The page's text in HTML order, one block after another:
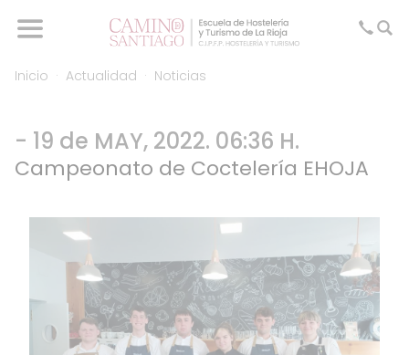
Inicio Actualidad Noticias
- 19 de MAY, 2022. 06:36 H.
Campeonato de Coctelería EHOJA